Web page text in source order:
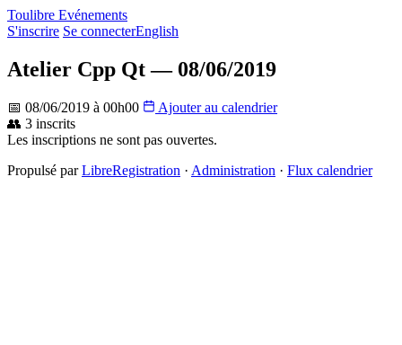
Toulibre Evénements
S'inscrire Se connecterEnglish
Atelier Cpp Qt — 08/06/2019
📅 08/06/2019 à 00h00
Ajouter au calendrier
👥 3 inscrits
Les inscriptions ne sont pas ouvertes.
Propulsé parLibreRegistration · Administration · Flux calendrier